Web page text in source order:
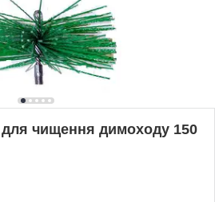
для чищення димоходу 150